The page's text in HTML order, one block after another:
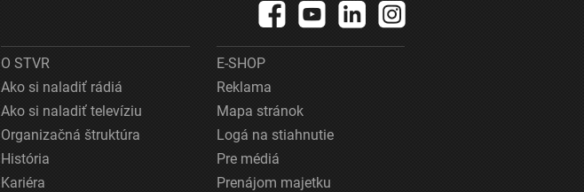
O STVR
Ako si naladiť rádiá
Ako si naladiť televíziu
Organizačná štruktúra
História
Kariéra
E-SHOP
Reklama
Mapa stránok
Logá na stiahnutie
Pre médiá
Prenájom majetku